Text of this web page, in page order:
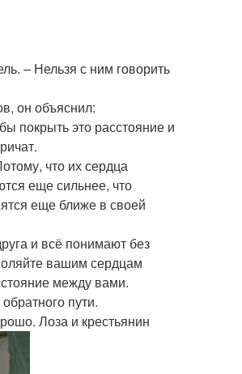
– Нельзя с ним говорить
он объяснил:
покрыть это расстояние и
что их сердца
еще сильнее, что
еще ближе в своей
и всё понимают без
вашим сердцам
между вами.
пути.
Лоза и крестьянин